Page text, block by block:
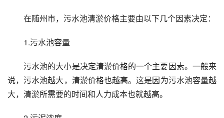
在随州市，污水池清淤价格主要由以下几个因素决定：
1.污水池容量
污水池的大小是决定清淤价格的一个主要因素。一般来
说，污水池越大，清淤价格也越高。这是因为污水池容量越
大，清淤所需要的时间和人力成本也就越高。